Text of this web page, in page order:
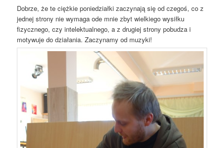
Dobrze, że te ciężkie poniedziałki zaczynają się od czegoś, co z
jednej strony nie wymaga ode mnie zbyt wielkiego wysiłku
fizycznego, czy intelektualnego, a z drugiej strony pobudza i
motywuje do działania. Zaczynamy od muzyki!